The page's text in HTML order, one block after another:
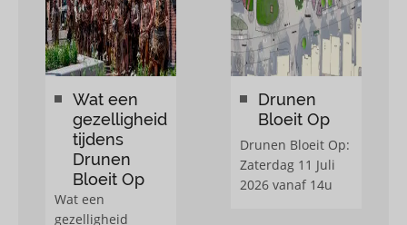
Wat een
gezelligheid
tijdens
Drunen
Bloeit Op
Wat een
gezelligheid
Drunen
Bloeit Op
Drunen Bloeit Op:
Zaterdag 11 Juli
2026 vanaf 14u